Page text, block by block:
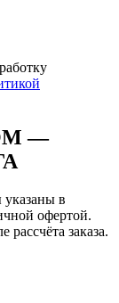
—
в
офертой.
заказа.